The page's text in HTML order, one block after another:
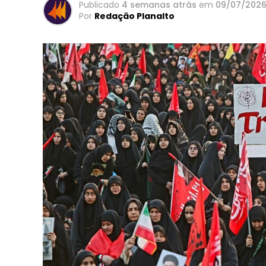
Publicado 4 semanas atrás em 09/07/2026
Por Redação Planalto